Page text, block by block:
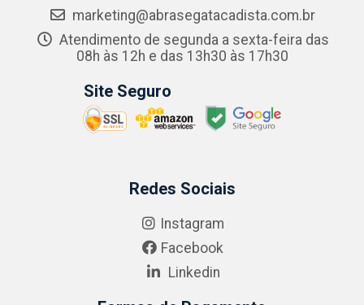
marketing@abrasegatacadista.com.br
Atendimento de segunda a sexta-feira das
08h às 12h e das 13h30 às 17h30
Site Seguro
Redes Sociais
Instagram
Facebook
Linkedin